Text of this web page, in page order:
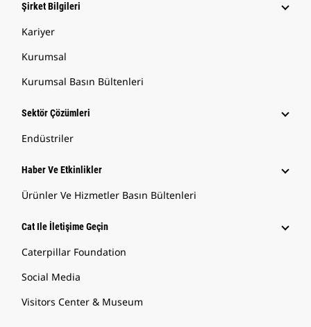
Şirket Bilgileri
Kariyer
Kurumsal
Kurumsal Basın Bültenleri
Sektör Çözümleri
Endüstriler
Haber Ve Etkinlikler
Ürünler Ve Hizmetler Basın Bültenleri
Cat Ile İletişime Geçin
Caterpillar Foundation
Social Media
Visitors Center & Museum